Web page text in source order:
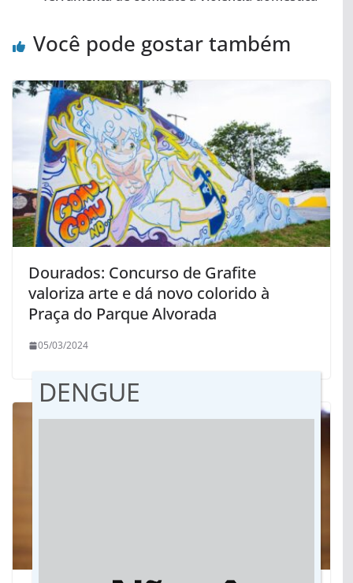
Você pode gostar também
Dourados: Concurso de Grafite
valoriza arte e dá novo colorido à
Praça do Parque Alvorada
05/03/2024
DENGUE